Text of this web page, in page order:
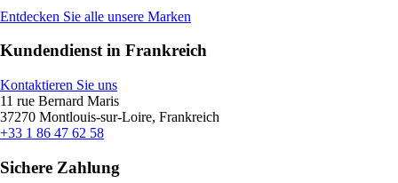
Entdecken Sie alle unsere Marken
Kundendienst in Frankreich
Kontaktieren Sie uns
11 rue Bernard Maris
37270 Montlouis-sur-Loire, Frankreich
+33 1 86 47 62 58
Sichere Zahlung